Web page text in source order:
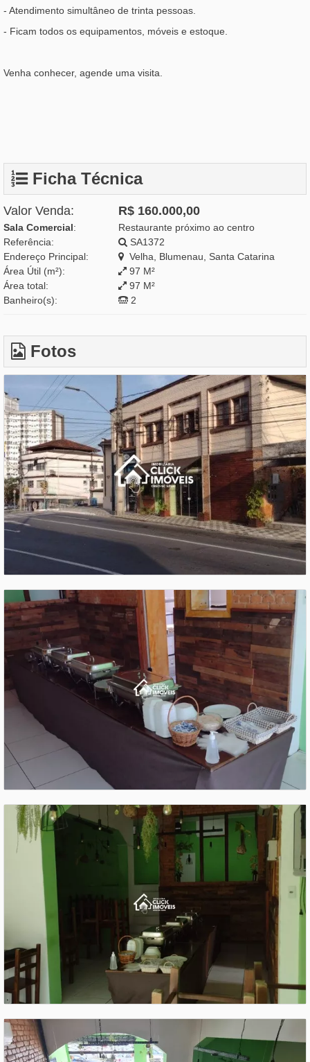
- Atendimento simultâneo de trinta pessoas.
- Ficam todos os equipamentos, móveis e estoque.
Venha conhecer, agende uma visita.
Ficha Técnica
Valor Venda: R$ 160.000,00
Sala Comercial:
Restaurante próximo ao centro
Referência:
SA1372
Endereço Principal:
Velha, Blumenau, Santa Catarina
Área Útil (m²):
97 M²
Área total:
97 M²
Banheiro(s):
2
Fotos